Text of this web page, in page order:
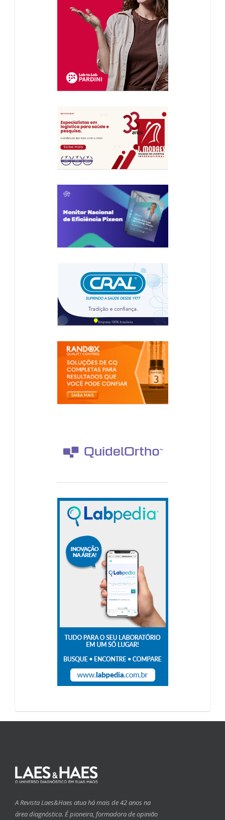
A Revista Laes&Haes atua há mais de 42 anos na
área diagnóstica. É pioneira, formadora de opinião